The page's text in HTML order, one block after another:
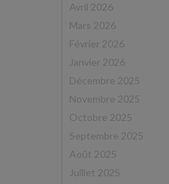
Avril 2026
Mars 2026
Février 2026
Janvier 2026
Décembre 2025
Novembre 2025
Octobre 2025
Septembre 2025
Août 2025
Juillet 2025